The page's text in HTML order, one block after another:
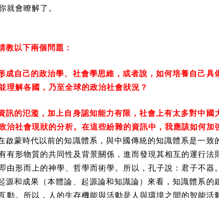
就會瞭解了。
教以下兩個問題：
成自己的政治學、社會學思維，或者說，如何培養自己具
理解各國，乃至全球的政治社會狀況？
訊的氾濫，加上自身認知能力有限，社會上有太多對中國
治社會現狀的分析。在這些紛雜的資訊中，我應該如何加
啟蒙時代以前的知識體系，與中國傳統的知識體系是一致
有形物質的共同性及背景關係，進而發現其相互的運行法
由形而上的神學、哲學而術學。所以，孔子說：君子不器。
源和成果（本體論、起源論和知識論）來看，知識體系的
動。所以，人的生存機能與活動是人與環境之間的智能活